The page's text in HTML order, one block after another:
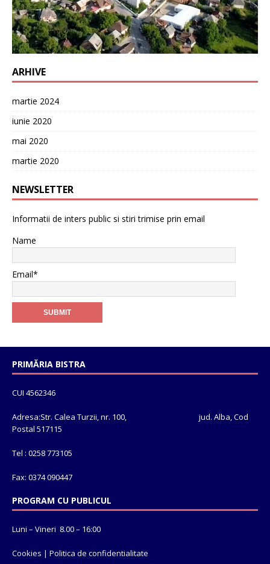
ARHIVE
martie 2024
iunie 2020
mai 2020
martie 2020
NEWSLETTER
Informatii de inters public si stiri trimise prin email
Name
Email*
PRIMĂRIA BISTRA
CUI 4562346
Adresa:Str. Calea Turzii, nr. 100, jud. Alba, Cod
Postal 517115
Tel : 0258 773105
Fax: 0374 090447
PROGRAM CU PUBLICUL
Luni – Vineri 8.00 – 16:00
Cookies | Politica de confidentialitate